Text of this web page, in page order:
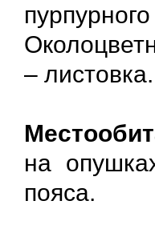
– листовка.
на
пояса.